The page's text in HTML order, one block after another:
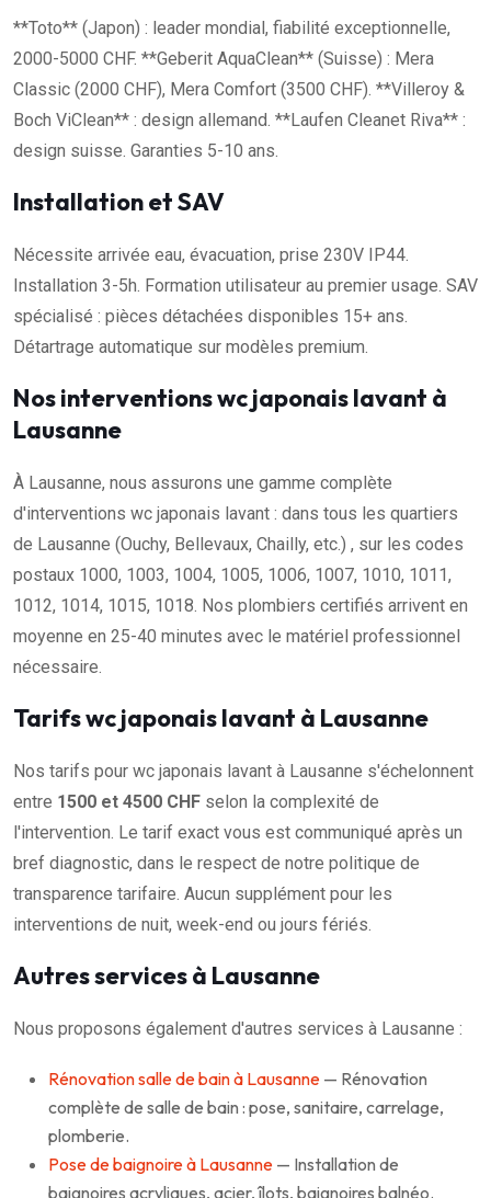
**Toto** (Japon) : leader mondial, fiabilité exceptionnelle,
2000-5000 CHF. **Geberit AquaClean** (Suisse) : Mera
Classic (2000 CHF), Mera Comfort (3500 CHF). **Villeroy &
Boch ViClean** : design allemand. **Laufen Cleanet Riva** :
design suisse. Garanties 5-10 ans.
Installation et SAV
Nécessite arrivée eau, évacuation, prise 230V IP44.
Installation 3-5h. Formation utilisateur au premier usage. SAV
spécialisé : pièces détachées disponibles 15+ ans.
Détartrage automatique sur modèles premium.
Nos interventions wc japonais lavant à
Lausanne
À Lausanne, nous assurons une gamme complète
d'interventions wc japonais lavant : dans tous les quartiers
de Lausanne (Ouchy, Bellevaux, Chailly, etc.) , sur les codes
postaux 1000, 1003, 1004, 1005, 1006, 1007, 1010, 1011,
1012, 1014, 1015, 1018. Nos plombiers certifiés arrivent en
moyenne en 25-40 minutes avec le matériel professionnel
nécessaire.
Tarifs wc japonais lavant à Lausanne
Nos tarifs pour wc japonais lavant à Lausanne s'échelonnent
entre 1500 et 4500 CHF selon la complexité de
l'intervention. Le tarif exact vous est communiqué après un
bref diagnostic, dans le respect de notre politique de
transparence tarifaire. Aucun supplément pour les
interventions de nuit, week-end ou jours fériés.
Autres services à Lausanne
Nous proposons également d'autres services à Lausanne :
Rénovation salle de bain à Lausanne — Rénovation
complète de salle de bain : pose, sanitaire, carrelage,
plomberie.
Pose de baignoire à Lausanne — Installation de
baignoires acryliques, acier, îlots, baignoires balnéo.